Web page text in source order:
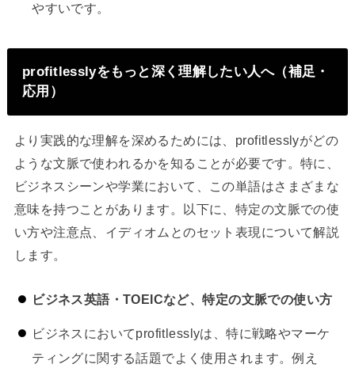
やすいです。
profitlesslyをもっと深く理解したい人へ（補足・
応用）
より実践的な理解を深めるためには、profitlesslyがどの
ような文脈で使われるかを知ることが必要です。特に、
ビジネスシーンや学業において、この単語はさまざまな
意味を持つことがあります。以下に、特定の文脈での使
い方や注意点、イディオムとのセット表現について解説
します。
ビジネス英語・TOEICなど、特定の文脈での使い方
ビジネスにおいてprofitlesslyは、特に戦略やマーケ
ティングに関する話題でよく使用されます。例え